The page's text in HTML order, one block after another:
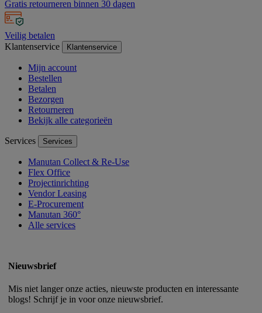
Gratis retourneren binnen 30 dagen
Veilig betalen
Klantenservice
Klantenservice
Mijn account
Bestellen
Betalen
Bezorgen
Retourneren
Bekijk alle categorieën
Services Services
Manutan Collect & Re-Use
Flex Office
Projectinrichting
Vendor Leasing
E-Procurement
Manutan 360°
Alle services
Nieuwsbrief
Mis niet langer onze acties, nieuwste producten en interessante
blogs! Schrijf je in voor onze nieuwsbrief.